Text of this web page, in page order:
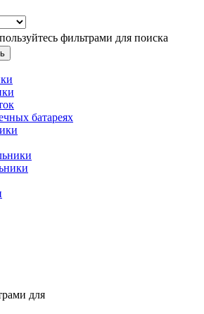
фильтрами для поиска
батареях
для